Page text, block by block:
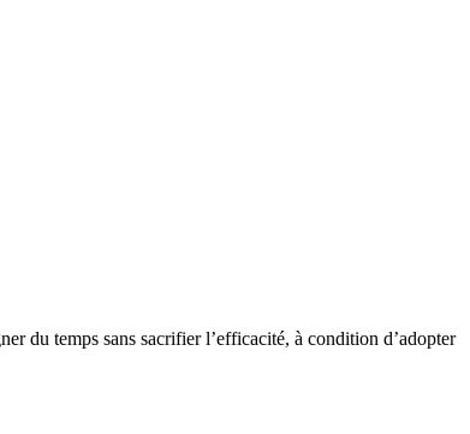
du temps sans sacrifier l’efficacité, à condition d’adopter